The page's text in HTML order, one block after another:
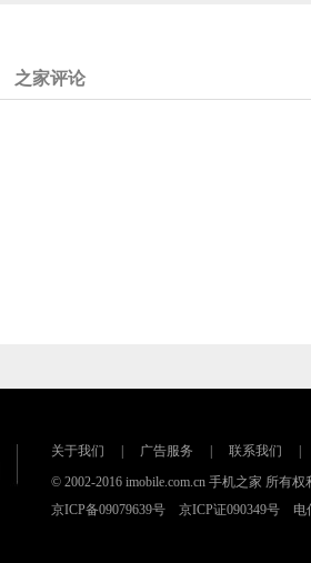
之家评论
关于我们 广告服务 联系我们
© 2002-2016 imobile.com.cn 手机之家 所有权
京ICP备09079639号 京ICP证090349号 电